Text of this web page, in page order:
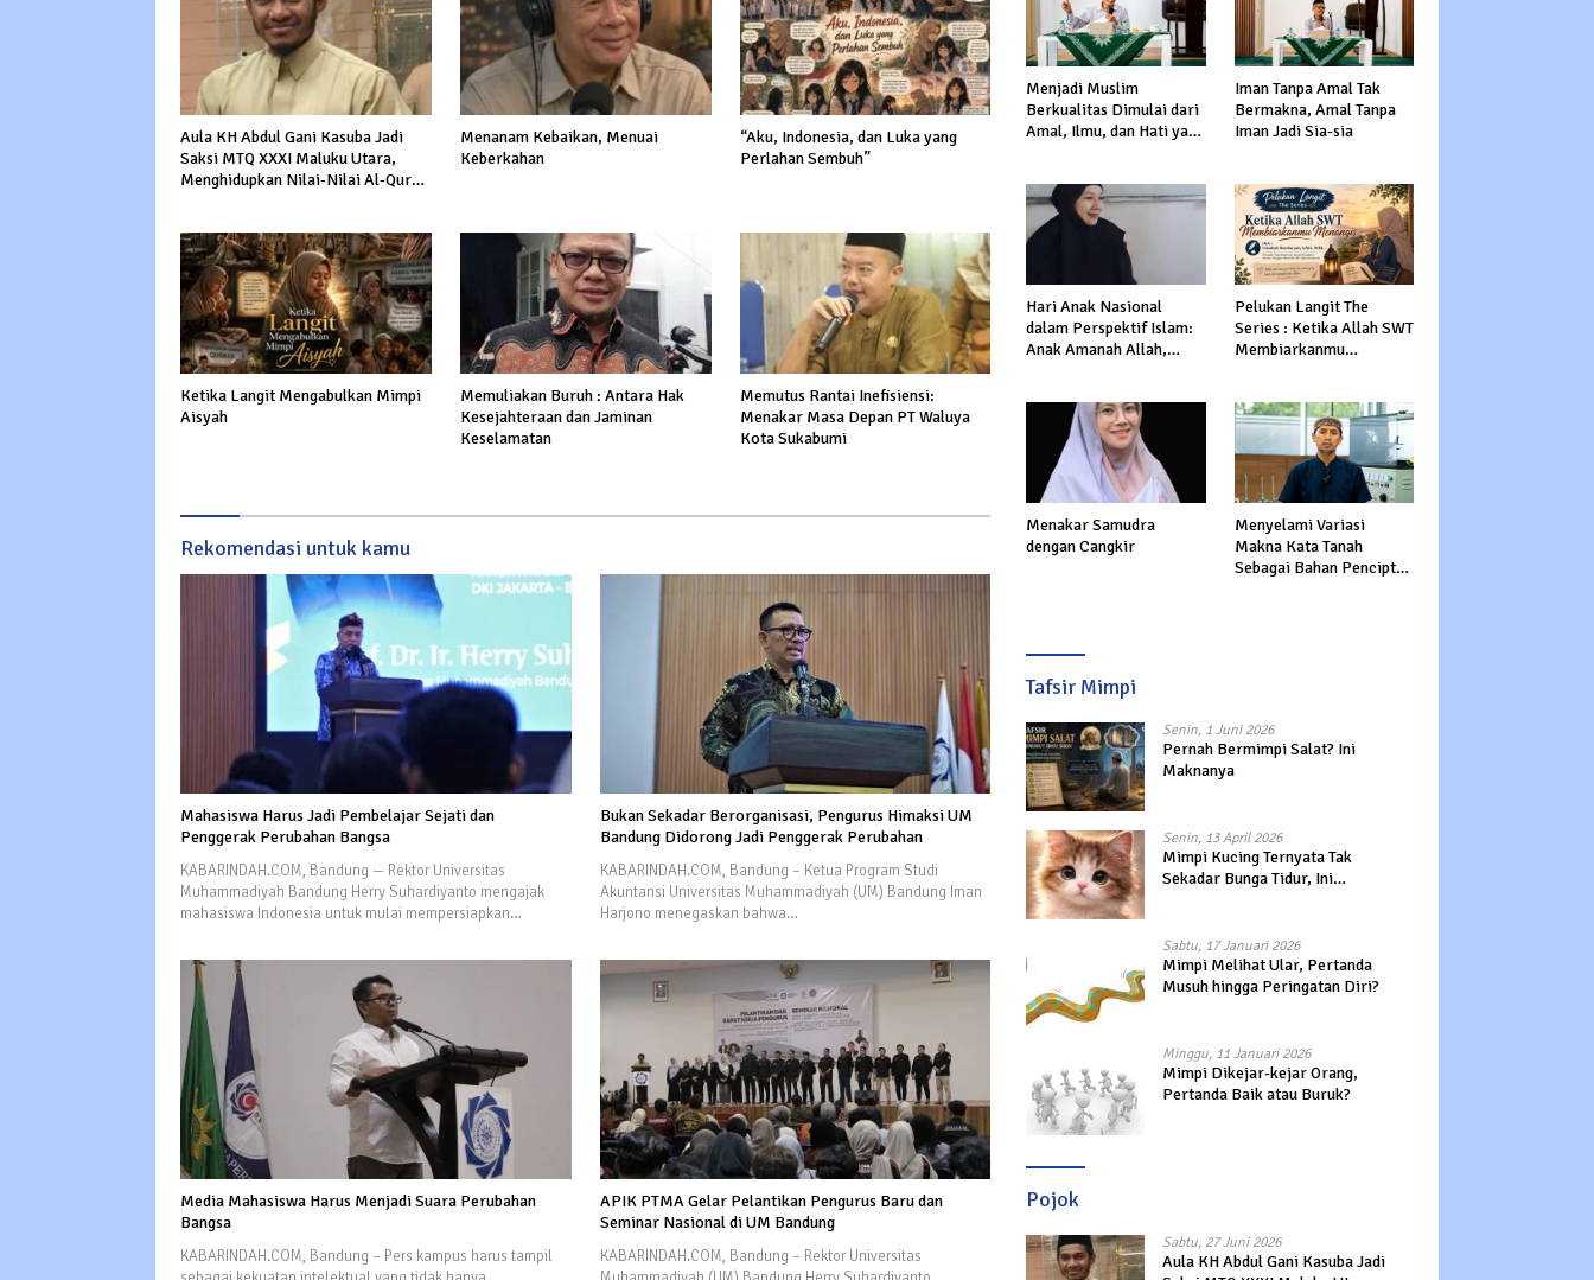
Aula KH Abdul Gani Kasuba Jadi
Saksi MTQ XXXI Maluku Utara,
Menghidupkan Nilai-Nilai Al-Quran
Menanam Kebaikan, Menuai
Keberkahan
“Aku, Indonesia, dan Luka yang
Perlahan Sembuh”
Ketika Langit Mengabulkan Mimpi
Aisyah
Memuliakan Buruh : Antara Hak
Kesejahteraan dan Jaminan
Keselamatan
Memutus Rantai Inefisiensi:
Menakar Masa Depan PT Waluya
Kota Sukabumi
Rekomendasi untuk kamu
Mahasiswa Harus Jadi Pembelajar Sejati dan
Penggerak Perubahan Bangsa
KABARINDAH.COM, Bandung — Rektor Universitas
Muhammadiyah Bandung Herry Suhardiyanto mengajak
mahasiswa Indonesia untuk mulai mempersiapkan…
Bukan Sekadar Berorganisasi, Pengurus Himaksi UM
Bandung Didorong Jadi Penggerak Perubahan
KABARINDAH.COM, Bandung – Ketua Program Studi
Akuntansi Universitas Muhammadiyah (UM) Bandung Iman
Harjono menegaskan bahwa…
Media Mahasiswa Harus Menjadi Suara Perubahan
Bangsa
KABARINDAH.COM, Bandung – Pers kampus harus tampil
APIK PTMA Gelar Pelantikan Pengurus Baru dan
Seminar Nasional di UM Bandung
KABARINDAH.COM, Bandung – Rektor Universitas
Menjadi Muslim
Berkualitas Dimulai dari
Amal, Ilmu, dan Hati yang
Iman Tanpa Amal Tak
Bermakna, Amal Tanpa
Iman Jadi Sia-sia
Hari Anak Nasional
dalam Perspektif Islam:
Anak Amanah Allah,
Pelukan Langit The
Series : Ketika Allah SWT
Membiarkanmu
Menakar Samudra
dengan Cangkir
Menyelami Variasi
Makna Kata Tanah
Sebagai Bahan Pencipta
Tafsir Mimpi
Senin, 1 Juni 2026
Pernah Bermimpi Salat? Ini
Maknanya
Senin, 13 April 2026
Mimpi Kucing Ternyata Tak
Sekadar Bunga Tidur, Ini
Sabtu, 17 Januari 2026
Mimpi Melihat Ular, Pertanda
Musuh hingga Peringatan Diri?
Minggu, 11 Januari 2026
Mimpi Dikejar-kejar Orang,
Pertanda Baik atau Buruk?
Pojok
Sabtu, 27 Juni 2026
Aula KH Abdul Gani Kasuba Jadi